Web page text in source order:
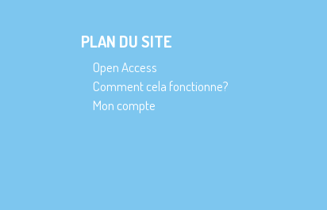
PLAN DU SITE
Open Access
Comment cela fonctionne?
Mon compte